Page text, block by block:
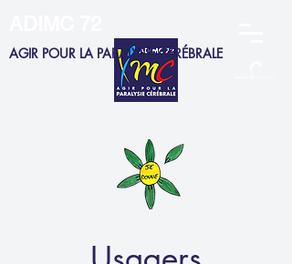
AGIR POUR LA PARALYSIE CÉRÉBRALE